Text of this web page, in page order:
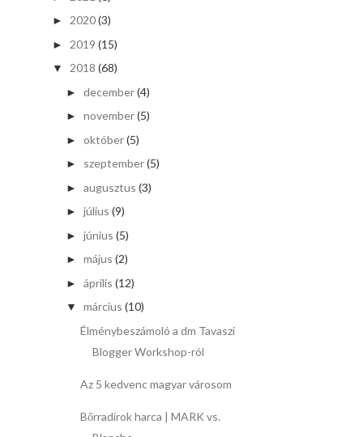
► 2020(3)
► 2019 (15)
▼ 2018 (68)
► december(4)
► november(5)
► október(5)
► szeptember(5)
► augusztus (3)
► július (9)
► június (5)
► május (2)
► április (12)
▼ március (10)
Élménybeszámoló a dm Tavaszi
Blogger Workshop-ról
Az 5 kedvenc magyar városom
Bőrradírok harca | MARK vs.